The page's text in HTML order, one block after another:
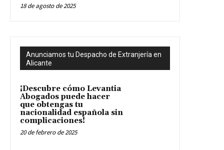
18 de agosto de 2025
Anunciamos tu Despacho de Extranjería en
Alicante
¡Descubre cómo Levantia
Abogados puede hacer
que obtengas tu
nacionalidad española sin
complicaciones!
20 de febrero de 2025